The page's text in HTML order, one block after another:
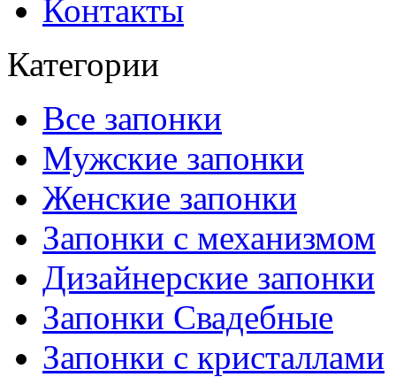
Контакты
Категории
Все запонки
Мужские запонки
Женские запонки
Запонки с механизмом
Дизайнерские запонки
Запонки Свадебные
Запонки с кристаллами